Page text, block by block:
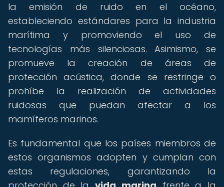
la emisión de ruido en el océano,
estableciendo estándares para la industria
marítima y promoviendo el uso de
tecnologías más silenciosas. Asimismo, se
promueve la creación de áreas de
protección acústica, donde se restringe o
prohíbe la realización de actividades
ruidosas que puedan afectar a los
mamíferos marinos.
Es fundamental que los países miembros de
estos organismos adopten y cumplan con
estas regulaciones, garantizando la